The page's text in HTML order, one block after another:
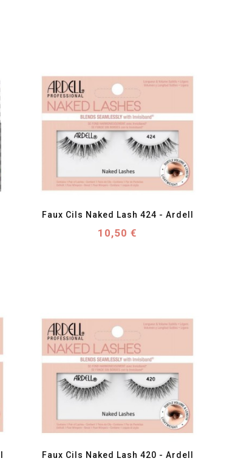
favorite_border visibility
Faux Cils Naked Lash 424 - Ardell
Prix
10,50 €
favorite_border visibility
Faux Cils Naked Lash 420 - Ardell